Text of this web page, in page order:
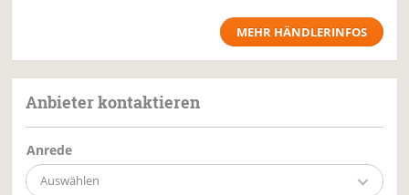
MEHR HÄNDLERINFOS
Anbieter kontaktieren
Anrede
Auswählen